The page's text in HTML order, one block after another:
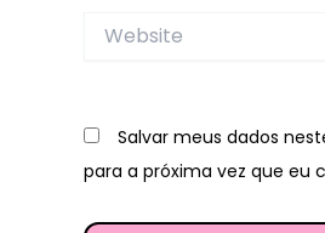
Website
Salvar meus dados
para a próxima vez que eu